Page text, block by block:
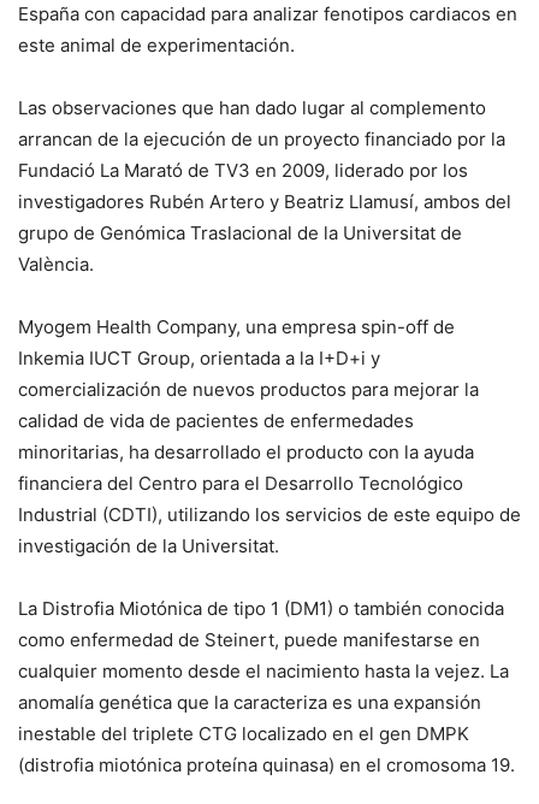
España con capacidad para analizar fenotipos cardiacos en
este animal de experimentación.
Las observaciones que han dado lugar al complemento
arrancan de la ejecución de un proyecto financiado por la
Fundació La Marató de TV3 en 2009, liderado por los
investigadores Rubén Artero y Beatriz Llamusí, ambos del
grupo de Genómica Traslacional de la Universitat de
València.
Myogem Health Company, una empresa spin-off de
Inkemia IUCT Group, orientada a la I+D+i y
comercialización de nuevos productos para mejorar la
calidad de vida de pacientes de enfermedades
minoritarias, ha desarrollado el producto con la ayuda
financiera del Centro para el Desarrollo Tecnológico
Industrial (CDTI), utilizando los servicios de este equipo de
investigación de la Universitat.
La Distrofia Miotónica de tipo 1 (DM1) o también conocida
como enfermedad de Steinert, puede manifestarse en
cualquier momento desde el nacimiento hasta la vejez. La
anomalía genética que la caracteriza es una expansión
inestable del triplete CTG localizado en el gen DMPK
(distrofia miotónica proteína quinasa) en el cromosoma 19.